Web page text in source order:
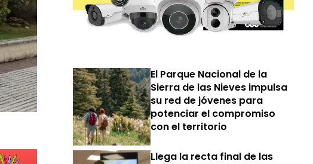
El Parque Nacional de la
Sierra de las Nieves impulsa
su red de jóvenes para
potenciar el compromiso
con el territorio
Llega la recta final de las